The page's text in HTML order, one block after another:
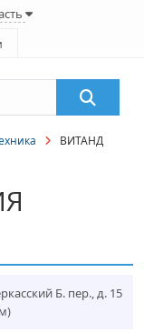
ВИТАНД
Б. пер., д. 15